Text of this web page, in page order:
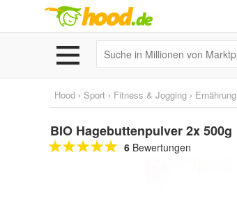
Hood › Sport › Fitness & Jogging › Ernährung
BIO Hagebuttenpulver 2x 500g
6 Bewertungen